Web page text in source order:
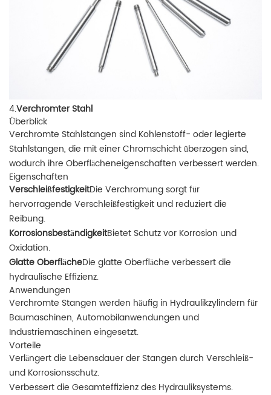
4.Verchromter Stahl
Überblick
Verchromte Stahlstangen sind Kohlenstoff- oder legierte
Stahlstangen, die mit einer Chromschicht überzogen sind,
wodurch ihre Oberflächeneigenschaften verbessert werden.
Eigenschaften
VerschleißfestigkeitDie Verchromung sorgt für
hervorragende Verschleißfestigkeit und reduziert die
Reibung.
KorrosionsbeständigkeitBietet Schutz vor Korrosion und
Oxidation.
Glatte OberflächeDie glatte Oberfläche verbessert die
hydraulische Effizienz.
Anwendungen
Verchromte Stangen werden häufig in Hydraulikzylindern für
Baumaschinen, Automobilanwendungen und
Industriemaschinen eingesetzt.
Vorteile
Verlängert die Lebensdauer der Stangen durch Verschleiß-
und Korrosionsschutz.
Verbessert die Gesamteffizienz des Hydrauliksystems.